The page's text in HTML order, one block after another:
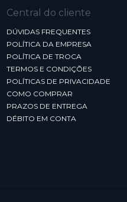
Central do cliente
DÚVIDAS FREQUENTES
POLÍTICA DA EMPRESA
POLÍTICA DE TROCA
TERMOS E CONDIÇÕES
POLÍTICAS DE PRIVACIDADE
COMO COMPRAR
PRAZOS DE ENTREGA
DÉBITO EM CONTA